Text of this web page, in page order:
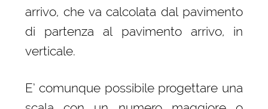
arrivo, che va calcolata dal pavimento
di partenza al pavimento arrivo, in
verticale.
E’ comunque possibile progettare una